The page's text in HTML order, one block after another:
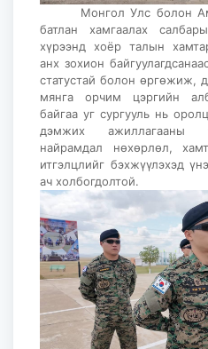
Монгол Улс болон
батлан хамгаалах
хүрээнд хоёр талын
анх зохион
статустай болон өргөжиж,
мянга орчим цэргийн
байгаа уг сургууль нь
дэмжих ажиллагааны
найрамдал нөхөрлөл,
итгэлцлийг бэхжүүлэхэд
ач холбогдолтой.